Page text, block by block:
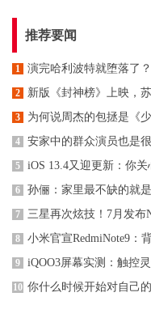
推荐要闻
1 演完哈利波特就堕落了
2 新版《封神榜》上映，
3 为何说周杰的包拯是《
4 安家中的群众演员也是
5 iOS 13.4又迎更新：你
6 孙俪：家里最不缺的就
7 三星再次炫技！7月发布
8 小米官宣RedmiNote9：
9 iQOO3屏幕实测：触控
10 你什么时候开始对自己